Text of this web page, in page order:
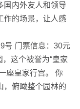
国内外友人和领导
作的场景，让人感
号 门票信息：30元
，这个被誉为“皇家
座皇家行宫。 你
，俯瞰整个园林的